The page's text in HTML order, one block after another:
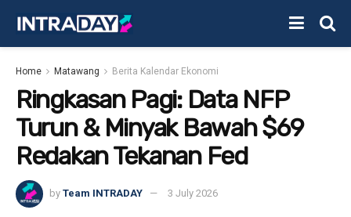
Home Matawang Berita Kalendar Ekonomi
Ringkasan Pagi: Data NFP
Turun & Minyak Bawah $69
Redakan Tekanan Fed
by Team INTRADAY 3 July 2026